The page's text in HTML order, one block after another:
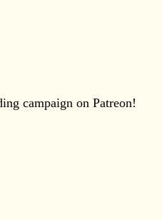
campaign on Patreon!